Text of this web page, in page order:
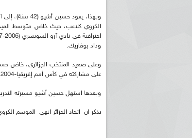
وبهذا، يعود
وداد بوفاريك.
على مشاركته في كأس أمم إفريقيا-2004 بتونس.
وبعدها استهل حسين أشيو مسيرته التدريبية ضمن
يذكر ان اتحاد الجزائر انهي الموسم الكروي 2020-2021، في المرتبة الثالثة برصيد 65